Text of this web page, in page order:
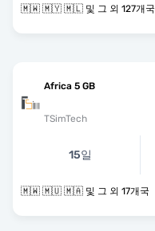
🇲🇼 🇲🇾 🇲🇱 및 그 외 127개국
Africa 5 GB
TSimTech
15일
🇲🇼 🇲🇺 🇲🇦 및 그 외 17개국